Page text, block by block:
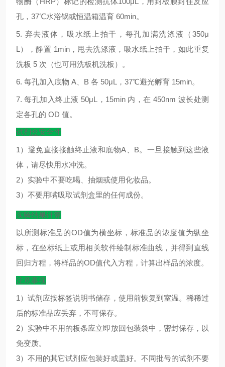
孔， 37℃水浴锅或恒温箱温育 60min。
5. 弃去液体，吸水纸上拍干，每孔加满洗涤液（350μ
L ），静置 1min，甩去洗涤液，吸水纸上拍干，如此重复
洗板 5 次（也可用洗板机洗板）。
6. 每孔加入底物 A B 各 50μL ， 37℃避光孵育 15min。
7.每孔加入终止液 50μL ， 15min 内，在 450nm 波长处测
定各孔的 OD 值。
试剂盒安全性
1）避免直接接触终止液和底物A、B。一旦接触到这些液
体，请尽快用水冲洗。
2）实验中不要吃喝、抽烟或使用化妆品。
3）不要用嘴吸取试剂盒里的任何成份。
实验结果计算
以所测标准品的OD值为横坐标，标准品的浓度值为纵坐
标，在坐标纸上或用相关软件绘制标准曲线，并得到直线
回归方程，将样品的OD值代入方程，计算出样品的浓度。
注意事项
1）试剂应按标签说明书储存，使用前恢复到室温。稀稀过
后的标准品应丢弃，不可保存。
2）实验中不用的板条应立即放回包装袋中，密封保存，以
免变质。
3）不用的其它试剂应包装好或盖好。不同批号的试剂不要